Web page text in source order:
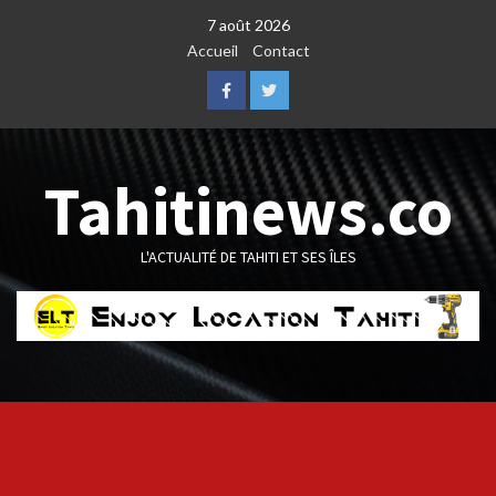
7 août 2026
Accueil
Contact
FacebookTwitter
Tahitinews.co
L'ACTUALITÉ DE TAHITI ET SES ÎLES